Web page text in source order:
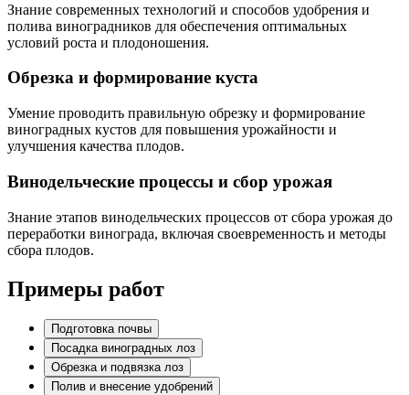
Знание современных технологий и способов удобрения и
полива виноградников для обеспечения оптимальных
условий роста и плодоношения.
Обрезка и формирование куста
Умение проводить правильную обрезку и формирование
виноградных кустов для повышения урожайности и
улучшения качества плодов.
Винодельческие процессы и сбор урожая
Знание этапов винодельческих процессов от сбора урожая до
переработки винограда, включая своевременность и методы
сбора плодов.
Примеры работ
Подготовка почвы
Посадка виноградных лоз
Обрезка и подвязка лоз
Полив и внесение удобрений